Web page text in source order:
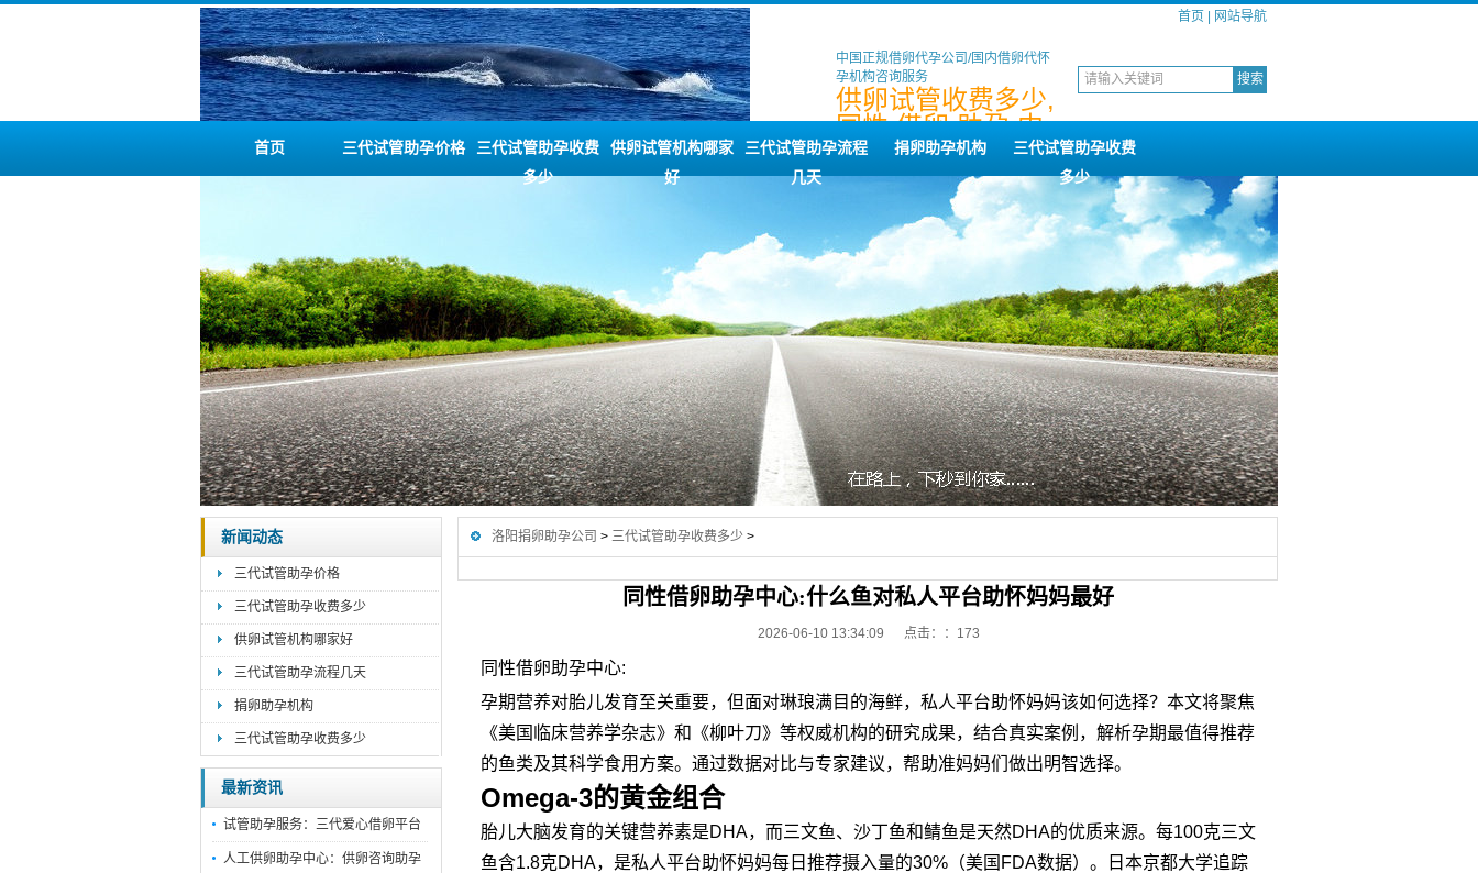
首页 网站导航
中国正规借卵代孕公司/国内借卵代怀
孕机构咨询服务
供卵试管收费多少,
同性,借卵,助孕,中
心,什么
首页 三代试管助孕价格
三代试管助孕收费
多少
供卵试管机构哪家
好
三代试管助孕流程
几天
捐卵助孕机构
三代试管助孕收费
多少
新闻动态
三代试管助孕价格
三代试管助孕收费多少
供卵试管机构哪家好
三代试管助孕流程几天
捐卵助孕机构
三代试管助孕收费多少
最新资讯
试管助孕服务：三代爱心借卵平台
人工供卵助孕中心：供卵咨询助孕
洛阳捐卵助孕公司 > 三代试管助孕收费多少 >
同性借卵助孕中心:什么鱼对私人平台助怀妈妈最好
2026-06-10 13:34:09 点击： ：173
同性借卵助孕中心:
孕期营养对胎儿发育至关重要，但面对琳琅满目的海鲜，私人平台助怀妈妈该如何选择？本文将聚焦
《美国临床营养学杂志》和《柳叶刀》等权威机构的研究成果，结合真实案例，解析孕期最值得推荐
的鱼类及其科学食用方案。通过数据对比与专家建议，帮助准妈妈们做出明智选择。
Omega-3的黄金组合
胎儿大脑发育的关键营养素是DHA，而三文鱼、沙丁鱼和鲭鱼是天然DHA的优质来源。每100克三文
鱼含1.8克DHA，是私人平台助怀妈妈每日推荐摄入量的30%（美国FDA数据）。日本京都大学追踪